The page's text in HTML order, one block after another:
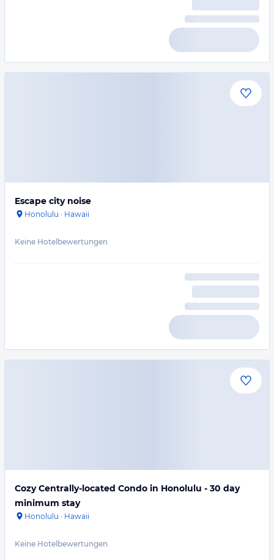
Escape city noise
Honolulu · Hawaii
Keine Hotelbewertungen
Cozy Centrally-located Condo in Honolulu - 30 day
minimum stay
Honolulu · Hawaii
Keine Hotelbewertungen